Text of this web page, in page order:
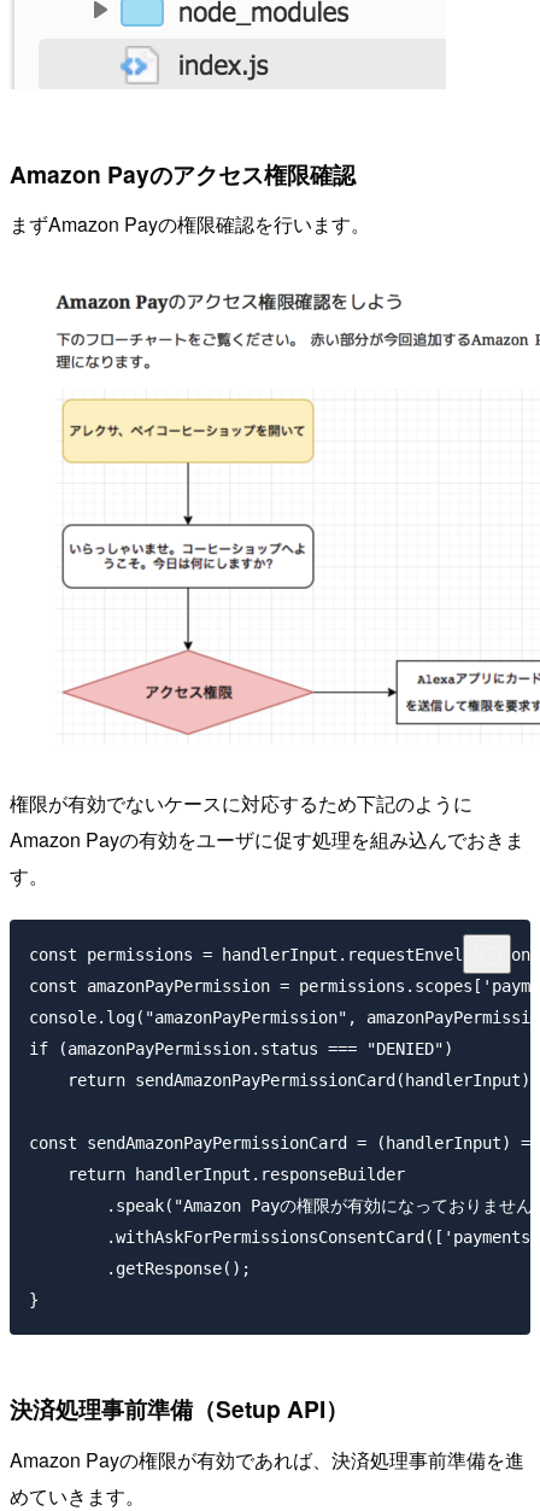
Amazon Payのアクセス権限確認
まずAmazon Payの権限確認を行います。
権限が有効でないケースに対応するため下記のように
Amazon Payの有効をユーザに促す処理を組み込んでおきま
す。
const permissions =
const amazonPayPermission =
console.log("amazonPayPermission",
if (amazonPayPermission.status === "DENIED")
    return sendAmazonPayPermissionCard(handlerInput);
const sendAmazonPayPermissionCard = (handlerInput)
    return handlerInput.responseBuilder
.speak("Amazon Payの権限が有効になっておりません
        .getResponse();
決済処理事前準備（Setup API）
Amazon Payの権限が有効であれば、決済処理事前準備を進
めていきます。